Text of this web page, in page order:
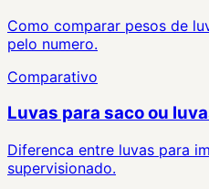
Como comparar pesos de
pelo numero.
Comparativo
Luvas para saco ou
Diferenca entre luvas para
supervisionado.